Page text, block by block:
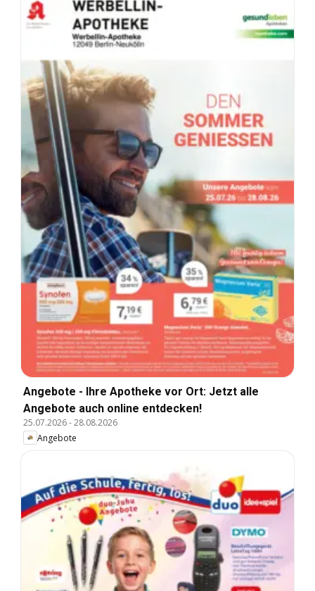
Angebote - Ihre Apotheke vor Ort: Jetzt alle
Angebote auch online entdecken!
25.07.2026-28.08.2026
Angebote